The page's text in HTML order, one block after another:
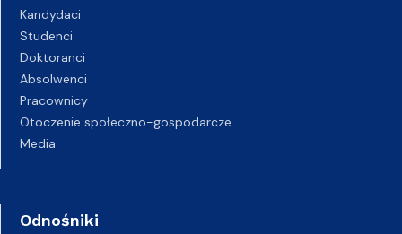
Kandydaci
Studenci
Doktoranci
Absolwenci
Pracownicy
Otoczenie społeczno-gospodarcze
Media
Odnośniki